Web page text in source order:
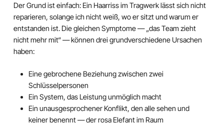
Der Grund ist einfach: Ein Haarriss im Tragwerk lässt sich nicht
reparieren, solange ich nicht weiß, wo er sitzt und warum er
entstanden ist. Die gleichen Symptome — „das Team zieht
nicht mehr mit“ — können drei grundverschiedene Ursachen
haben:
Eine gebrochene Beziehung zwischen zwei
Schlüsselpersonen
Ein System, das Leistung unmöglich macht
Ein unausgesprochener Konflikt, den alle sehen und
keiner benennt — der rosa Elefant im Raum